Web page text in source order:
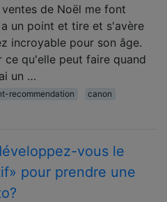
de Noël me font
un point et tire et s'avère
incroyable pour son âge.
ce qu'elle peut faire quand
un …
recommendation
canon
vous le
pour prendre une